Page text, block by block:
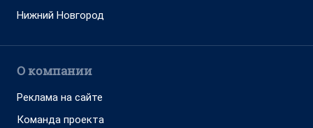
Нижний Новгород
О компании
Реклама на сайте
Команда проекта